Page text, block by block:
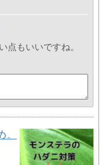
点もいいですね。